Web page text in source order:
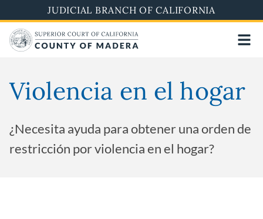
to
main
content
JUDICIAL BRANCH OF CALIFORNIA
Violencia en el hogar
¿Necesita ayuda para obtener una orden de
restricción por violencia en el hogar?